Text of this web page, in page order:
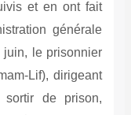
et en ont fait
générale
juin, le prisonnier
Lif), dirigeant
sortir de prison,